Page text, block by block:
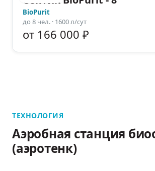
BioPurit
до 8 чел. · 1600 л/сут
от 166 000 ₽
ТЕХНОЛОГИЯ
Аэробная станция
(аэротенк)